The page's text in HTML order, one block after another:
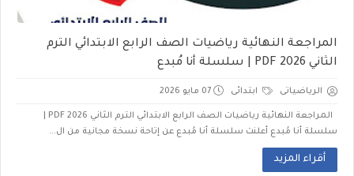
المراجعة النهائية رياضيات الصف الرابع الابتدائي الترم
الثاني 2026 PDF | سلسلة أنا مُبدع
الرياضياتى ابتدائى 07 مايو 2026
المراجعة النهائية رياضيات الصف الرابع الابتدائي الترم الثاني 2026 PDF |
سلسلة أنا مُبدع أعلنت سلسلة أنا مُبدع عن إتاحة نسخة مجانية من ال...
أقراء المزيد